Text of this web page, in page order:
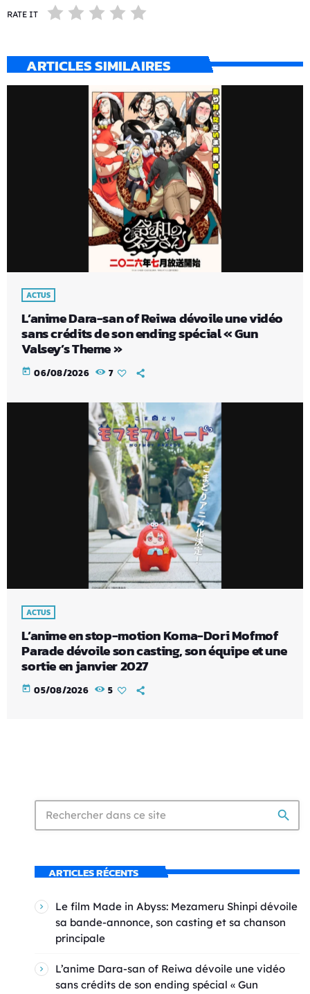
RATE IT
ARTICLES SIMILAIRES
ACTUS
L’anime Dara-san of Reiwa dévoile une vidéo
sans crédits de son ending spécial « Gun
Valsey’s Theme »
today 06/08/2026 7
ACTUS
L’anime en stop-motion Koma-Dori Mofmof
Parade dévoile son casting, son équipe et une
sortie en janvier 2027
today 05/08/2026 5
search
ARTICLES RÉCENTS
Le film Made in Abyss: Mezameru Shinpi dévoile
sa bande-annonce, son casting et sa chanson
principale
L’anime Dara-san of Reiwa dévoile une vidéo
sans crédits de son ending spécial « Gun